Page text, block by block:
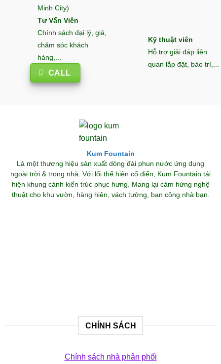
Minh City)
Tư Vấn Viên
Chính sách đại lý, giá,
chăm sóc khách
hàng,...
CALL
Kỹ thuật viên
Hỗ trợ giải đáp liên
quan lắp đặt, bảo trì,...
Kum Fountain
Là một thương hiệu sản xuất dòng đài phun nước ứng dụng
ngoài trời & trong nhà. Với lối thể hiện cổ điển, Kum Fountain tái
hiện khung cảnh kiến trúc phục hưng. Mang lại cảm hứng nghệ
thuật cho khu vườn, hàng hiên, vách tường, ban công nhà bạn.
CHÍNH SÁCH
Chính sách nhà phân phối